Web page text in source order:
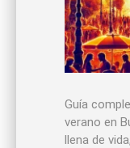
Guía
verano en
llena de